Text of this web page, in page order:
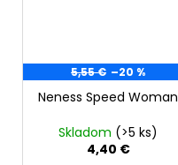
5,55 € –20 %
Neness Speed Woman
Skladom (>5 ks)
4,40 €